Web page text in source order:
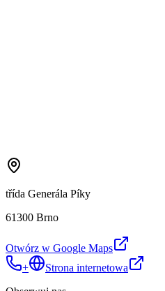
třída Generála Píky
61300 Brno
Otwórz w Google Maps
+
Strona internetowa